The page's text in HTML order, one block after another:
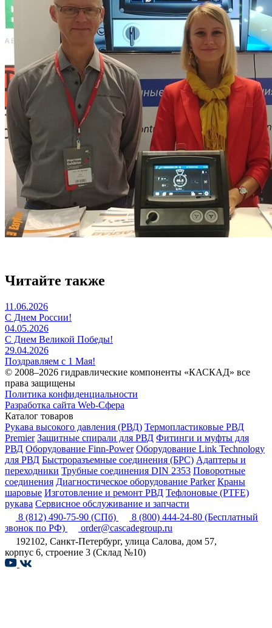
Читайте также
11.06.2026
С Днем России!
04.05.2026
С Днем Великой Победы!
29.04.2026
Поздравляем с 1 Мая!
© 2008–2026 гидравлические компоненты «КАСКАД» все
права защищены
Политика конфиденциальности
Разработка сайта Web-Сфера
Каталог товаров
Рукава высокого давления (РВД) Термопластиковые РВД
Premier Защитные спирали для РВД Фитинги и муфты для
РВД Оборудование Finn-Power Оборудование Link Technology
для РВД Быстроразъемные соединения (БРС) Адаптеры и
переходники Трубные соединения DIN 2353 Поворотные
соединения Диагностическое оборудование Parker Краны
шаровые Изготовление и ремонт РВД Тефлоновые (PTFE)
рукава Сервисное обслуживание и запчасти
8 (812) 490-75-90 (СПб) 8 (800) 444-24-80 (Бесплатный
звонок по РФ)
order@cascadegroup.ru
192102, Санкт-Петербург, улица Салова, дом 57,
корпус 6, строение 3 (Склад №10)